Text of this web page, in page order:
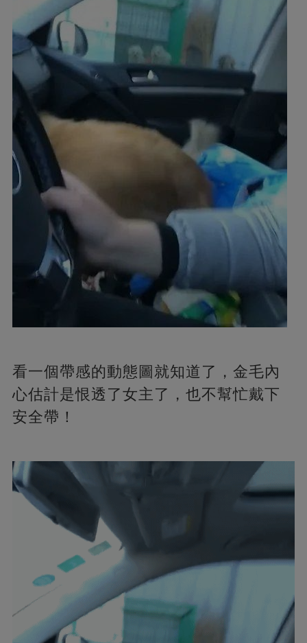
看一個帶感的動態圖就知道了，金毛內
心估計是恨透了女主了，也不幫忙戴下
安全帶！